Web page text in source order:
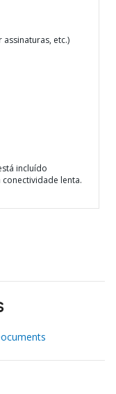
etc.)
incluído
lenta.